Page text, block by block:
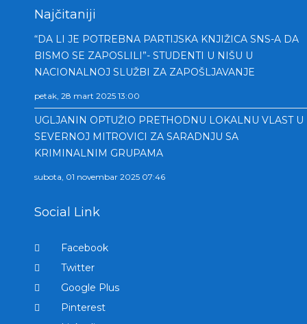
Najčitaniji
“DA LI JE POTREBNA PARTIJSKA KNJIŽICA SNS-A DA
BISMO SE ZAPOSLILI”- STUDENTI U NIŠU U
NACIONALNOJ SLUŽBI ZA ZAPOŠLJAVANJE
petak, 28 mart 2025 13:00
UGLJANIN OPTUŽIO PRETHODNU LOKALNU VLAST U
SEVERNOJ MITROVICI ZA SARADNJU SA
KRIMINALNIM GRUPAMA
subota, 01 novembar 2025 07:46
Social Link
Facebook
Twitter
Google Plus
Pinterest